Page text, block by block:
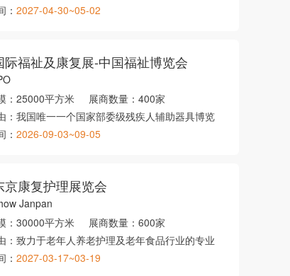
： 2027-04-30~05-02
际福祉及康复展-中国福祉博览会
： 25000平方米 展商数量： 400家
： 我国唯一一个国家部委级残疾人辅助器具博览
： 2026-09-03~09-05
京康复护理展览会
Janpan
： 30000平方米 展商数量： 600家
： 致力于老年人养老护理及老年食品行业的专业
： 2027-03-17~03-19